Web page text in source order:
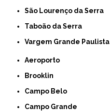
São Lourenço da Serra
Taboão da Serra
Vargem Grande Paulista
Aeroporto
Brooklin
Campo Belo
Campo Grande